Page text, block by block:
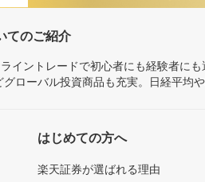
てのご紹介
イントレードで初心者にも経験者に
ローバル投資商品も充実。日経平均
はじめての方へ
楽天証券が選ばれる理由